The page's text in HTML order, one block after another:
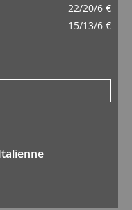
22/20/6 €
15/13/6 €